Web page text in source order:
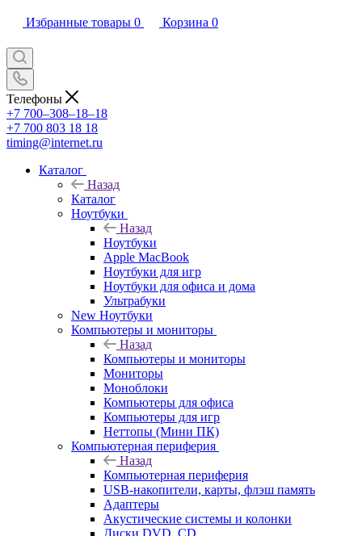
Избранные товары 0 Корзина 0
Телефоны
+7 700‒308‒18‒18
+7 700 803 18 18
timing@internet.ru
Каталог
Назад
Каталог
Ноутбуки
Назад
Ноутбуки
Apple MacBook
Ноутбуки для игр
Ноутбуки для офиса и дома
Ультрабуки
New Ноутбуки
Компьютеры и мониторы
Назад
Компьютеры и мониторы
Мониторы
Моноблоки
Компьютеры для офиса
Компьютеры для игр
Неттопы (Мини ПК)
Компьютерная периферия
Назад
Компьютерная периферия
USB-накопители, карты, флэш память
Адаптеры
Акустические системы и колонки
Диски DVD, CD